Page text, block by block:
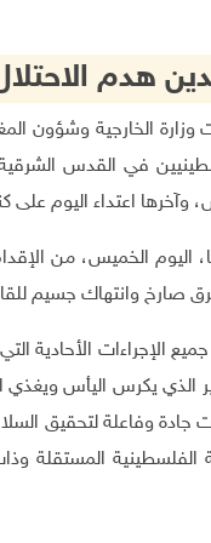
هدم
وفا- أدانت وزارة الخارجية
في القدس الشرقية
وآخرها اعتداء اليوم
اليوم الخميس، من
صارخ وانتهاك جسيم
الإجراءات الأحادية
يكرس اليأس ويغذي
وفاعلة لتحقيق